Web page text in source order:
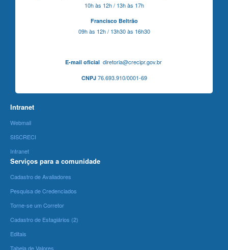
10h às 12h / 13h às 17h
Francisco Beltrão
09h às 12h / 13h30 às 16h30
E-mail oficialdiretoria@crecipr.gov.br
CNPJ76.693.910/0001-69
Intranet
Webmail
SISCRECI
Intranet
Serviços para a comunidade
Cadastro de Avaliadores
Pesquisa de Credenciados
Torne-se um Corretor
Cadastro de Estagiários (2)
Editais
Tabela de Valores